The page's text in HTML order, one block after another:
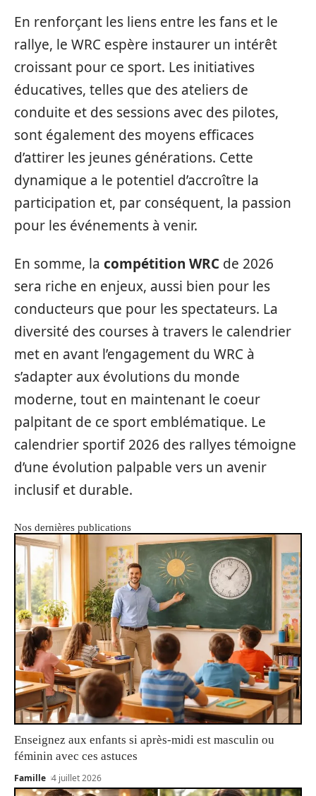
En renforçant les liens entre les fans et le
rallye, le WRC espère instaurer un intérêt
croissant pour ce sport. Les initiatives
éducatives, telles que des ateliers de
conduite et des sessions avec des pilotes,
sont également des moyens efficaces
d’attirer les jeunes générations. Cette
dynamique a le potentiel d’accroître la
participation et, par conséquent, la passion
pour les événements à venir.
En somme, la compétition WRC de 2026
sera riche en enjeux, aussi bien pour les
conducteurs que pour les spectateurs. La
diversité des courses à travers le calendrier
met en avant l’engagement du WRC à
s’adapter aux évolutions du monde
moderne, tout en maintenant le coeur
palpitant de ce sport emblématique. Le
calendrier sportif 2026 des rallyes témoigne
d’une évolution palpable vers un avenir
inclusif et durable.
Nos dernières publications
Enseignez aux enfants si après-midi est masculin ou
féminin avec ces astuces
Famille 4 juillet 2026